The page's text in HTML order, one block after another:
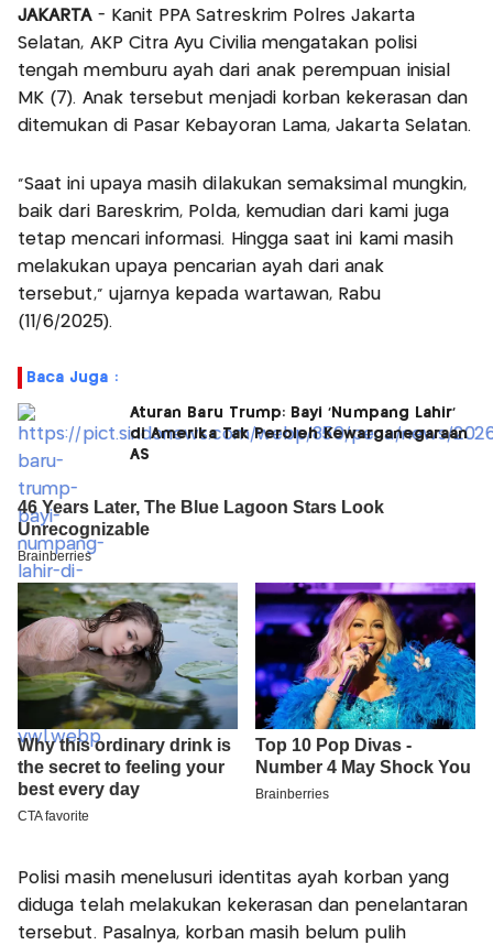
JAKARTA- Kanit PPA Satreskrim Polres Jakarta
Selatan, AKP Citra Ayu Civilia mengatakan polisi
tengah memburu ayah dari anak perempuan inisial
MK (7). Anak tersebut menjadi korban kekerasan dan
ditemukan di Pasar Kebayoran Lama, Jakarta Selatan.
"Saat ini upaya masih dilakukan semaksimal mungkin,
baik dari Bareskrim, Polda, kemudian dari kami juga
tetap mencari informasi. Hingga saat ini kami masih
melakukan upaya pencarian ayah dari anak
tersebut," ujarnya kepada wartawan, Rabu
(11/6/2025).
Baca Juga :
Aturan Baru Trump: Bayi 'Numpang Lahir'
di Amerika Tak Peroleh Kewarganegaraan
AS
Polisi masih menelusuri identitas ayah korban yang
diduga telah melakukan kekerasan dan penelantaran
tersebut. Pasalnya, korban masih belum pulih